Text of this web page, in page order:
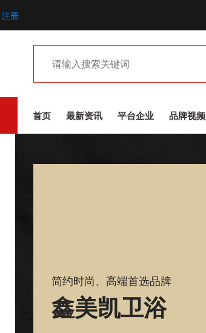
注册
首页 最新资讯 平台企业 品牌视频
简约时尚、高端首选品牌
鑫美凯卫浴